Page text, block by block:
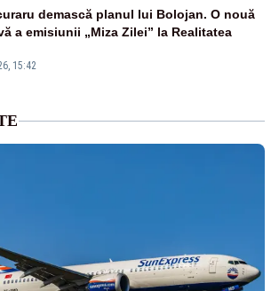
15:42
demască planul lui Bolojan. O nouă
a emisiunii „Miza Zilei” la Realitatea